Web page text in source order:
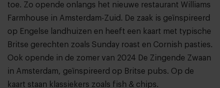
toe. Zo opende onlangs het nieuwe restaurant Williams
Farmhouse in Amsterdam-Zuid. De zaak is geïnspireerd
op Engelse landhuizen en heeft een kaart met typische
Britse gerechten zoals Sunday roast en Cornish pasties.
Ook opende in de zomer van 2024 De Zingende Zwaan
in Amsterdam, geïnspireerd op Britse pubs. Op de
kaart staan klassiekers zoals fish & chips.